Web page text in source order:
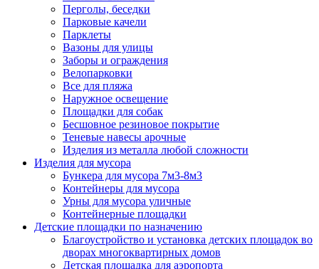
Перголы, беседки
Парковые качели
Парклеты
Вазоны для улицы
Заборы и ограждения
Велопарковки
Все для пляжа
Наружное освещение
Площадки для собак
Бесшовное резиновое покрытие
Теневые навесы арочные
Изделия из металла любой сложности
Изделия для мусора
Бункера для мусора 7м3-8м3
Контейнеры для мусора
Урны для мусора уличные
Контейнерные площадки
Детские площадки по назначению
Благоустройство и установка детских площадок во
дворах многоквартирных домов
Детская площадка для аэропорта